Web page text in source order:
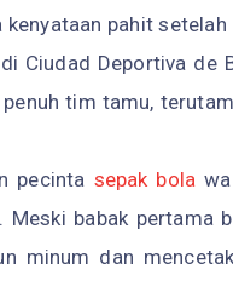
pahit
Ciudad Deportiva de
tim tamu,
pecinta sepak bola
babak pertama
minum dan